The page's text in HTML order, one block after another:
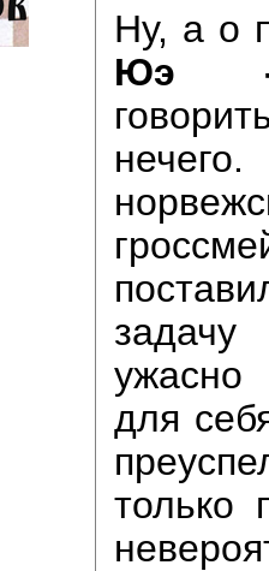
Ну, а о
Юэ -
задачу
для
только